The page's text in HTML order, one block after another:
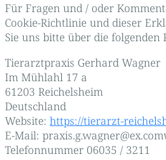
Für Fragen und / oder
Cookie-Richtlinie und dieser
Sie uns bitte über die folgenden
Tierarztpraxis Gerhard Wagner
Im Mühlahl 17 a
61203 Reichelsheim
Deutschland
Website: https://tierarzt-
E-Mail: praxis.g.wagner@ex.com
Telefonnummer 06035 / 3211